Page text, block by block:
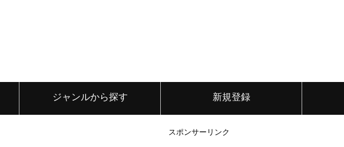
ジャンルから探す 新規登録
スポンサーリンク